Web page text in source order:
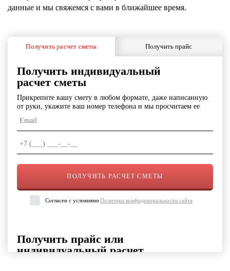
данные и мы свяжемся с вами в ближайшее время.
Получить расчет сметы Получить прайс
Получить индивидуальный
расчет сметы
Прикрепите вашу смету в любом формате, даже написанную
от руки, укажите ваш номер телефона и мы просчитаем ее
Согласен с условиямиПолитики конфиденциальности сайта
Получить прайс или
индивидуальный расчет